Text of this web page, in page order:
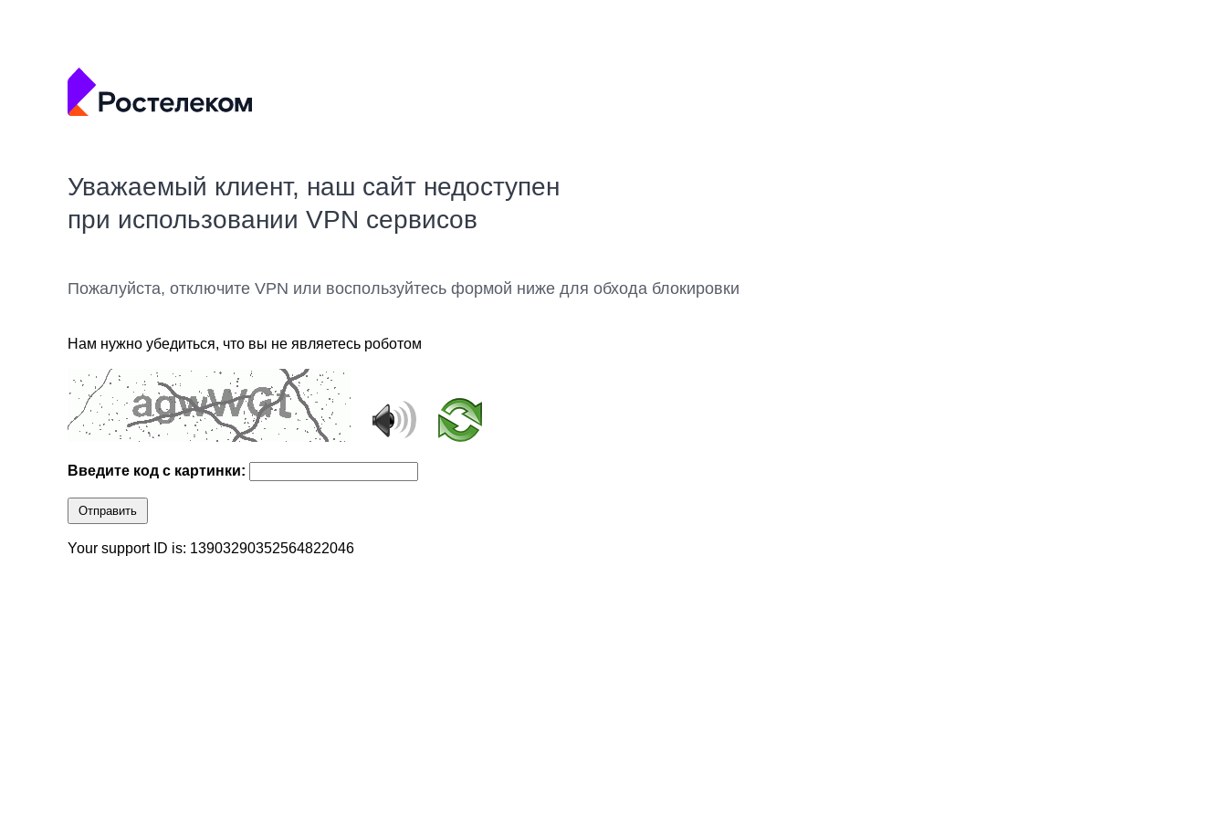
Уважаемый клиент, наш сайт недоступен
при использовании VPN сервисов
Пожалуйста, отключите VPN или воспользуйтесь формой ниже для обхода блокировки
Нам нужно убедиться, что вы не являетесь роботом
Введите код с картинки:
Отправить
Your support ID is: 13903290352564822046